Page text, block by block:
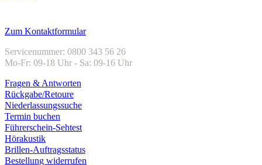
Zum Kontaktformular
Servicenummer: 0800 343 56 26
Mo-Fr: 09-18 Uhr - Sa: 09-16 Uhr
Fragen & Antworten
Rückgabe/Retoure
Niederlassungssuche
Termin buchen
Führerschein-Sehtest
Hörakustik
Brillen-Auftragsstatus
Bestellung widerrufen